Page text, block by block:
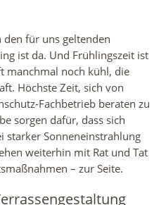
für uns geltenden
ist da. Und Frühlingszeit ist
manchmal noch kühl, die
Höchste Zeit, sich von
Fachbetrieb beraten zu
sorgen dafür, dass sich
starker Sonneneinstrahlung
weiterhin mit Rat und Tat
– zur Seite.